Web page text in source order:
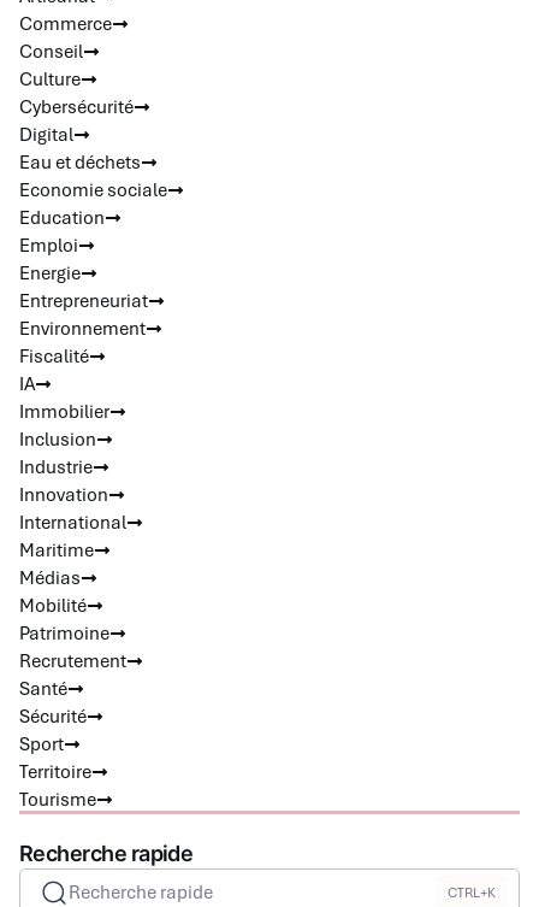
Commerce
Conseil
Culture
Cybersécurité
Digital
Eau et déchets
Economie sociale
Education
Emploi
Energie
Entrepreneuriat
Environnement
Fiscalité
IA
Immobilier
Inclusion
Industrie
Innovation
International
Maritime
Médias
Mobilité
Patrimoine
Recrutement
Santé
Sécurité
Sport
Territoire
Tourisme
Recherche rapide
Recherche rapide CTRL+K